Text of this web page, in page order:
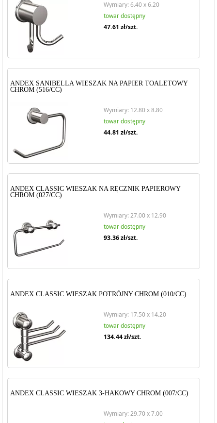
Wymiary: 6.40 x 6.20
towar dostępny
47.61 zł/szt.
ANDEX SANIBELLA WIESZAK NA PAPIER TOALETOWY
CHROM (516/CC)
Wymiary: 12.80 x 8.80
towar dostępny
44.81 zł/szt.
ANDEX CLASSIC WIESZAK NA RĘCZNIK PAPIEROWY
CHROM (027/CC)
Wymiary: 27.00 x 12.90
towar dostępny
93.36zł/szt.
ANDEX CLASSIC WIESZAK POTRÓJNY CHROM (010/CC)
Wymiary: 17.50 x 14.20
towar dostępny
134.44zł/szt.
ANDEX CLASSIC WIESZAK 3-HAKOWY CHROM (007/CC)
Wymiary: 29.70 x 7.00